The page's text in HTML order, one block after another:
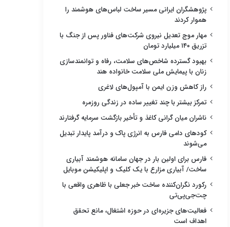
پژوهشگران ایرانی مسیر ساخت لباس‌های هوشمند را
هموار کردند
مهار موج تعدیل نیروی شرکت‌های فناور پس از جنگ با
تزریق ۱۴۰ میلیارد تومان
بهبود گسترده شاخص‌های سلامت، رفاه و توانمندسازی
زنان با پیمایش ملی سلامت خانواده هند
راز کاهش وزن ایمن با آمپول‌های لاغری
تمرکز بیشتر با چند تغییر ساده در زندگی روزمره
ناشران میان گرانی کاغذ و تأخیر بازگشت سرمایه گرفتارند
کودهای دامی فارس به انرژی پاک و درآمد پایدار تبدیل
می‌شوند
فارس برای اولین بار در جهان سامانه هوشمند آبیاری
ساخت/ آبیاری مزارع با یک کلیک و اپلیکیشن موبایل
رکورد نگران‌کننده ساخت خبر جعلی با ظاهری واقعی با
چت‌جی‌پی‌تی
فعالیت‌های جزیره‌ای در حوزه اشتغال، مانع تحقق
اهداف است